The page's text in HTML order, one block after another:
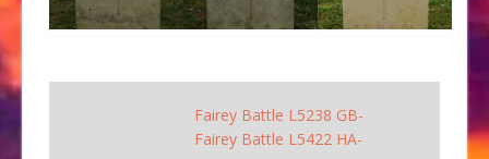
Fairey Battle L5238 GB-
Fairey Battle L5422 HA-